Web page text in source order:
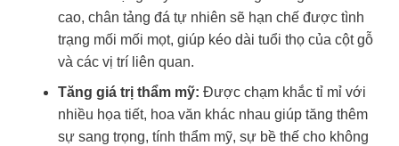
cao, chân tảng đá tự nhiên sẽ hạn chế được tình
trạng mối mối mọt, giúp kéo dài tuổi thọ của cột gỗ
và các vị trí liên quan.
Tăng giá trị thẩm mỹ: Được chạm khắc tỉ mỉ với
nhiều họa tiết, hoa văn khác nhau giúp tăng thêm
sự sang trọng, tính thẩm mỹ, sự bề thế cho không